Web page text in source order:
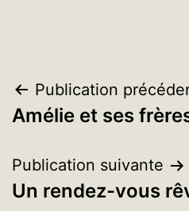
Navigation
de
l’article
Publication
Amélie et ses
Publication suivante
Un rendez-vous